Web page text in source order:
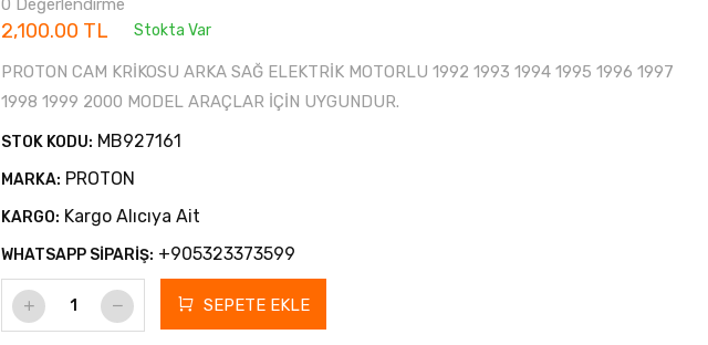
0 Değerlendirme
2,100.00 TL Stokta Var
PROTON CAM KRİKOSU ARKA SAĞ ELEKTRİK MOTORLU 1992 1993 1994 1995 1996 1997
1998 1999 2000 MODEL ARAÇLAR İÇİN UYGUNDUR.
STOK KODU: MB927161
MARKA: PROTON
KARGO: Kargo Alıcıya Ait
WHATSAPP SİPARİŞ: +905323373599
SEPETE EKLE